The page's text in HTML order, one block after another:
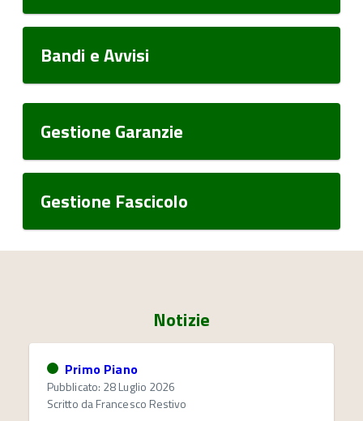
Bandi e Avvisi
Gestione Garanzie
Gestione Fascicolo
Notizie
Primo Piano
Pubblicato: 28 Luglio 2026
Scritto daFrancesco Restivo